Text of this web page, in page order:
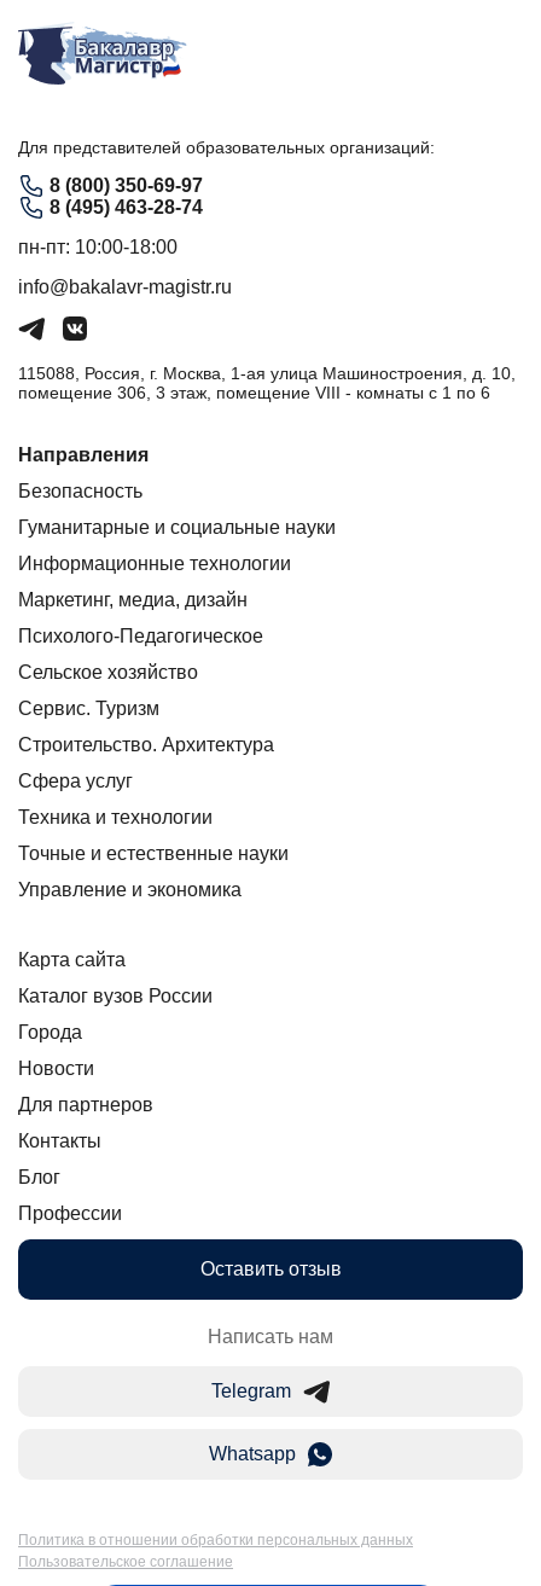
Для представителей образовательных организаций:
8 (800) 350-69-97
8 (495) 463-28-74
пн-пт: 10:00-18:00
info@bakalavr-magistr.ru
115088, Россия, г. Москва, 1-ая улица Машиностроения, д. 10,
помещение 306, 3 этаж, помещение VIII - комнаты с 1 по 6
Направления
Безопасность
Гуманитарные и социальные науки
Информационные технологии
Маркетинг, медиа, дизайн
Психолого-Педагогическое
Сельское хозяйство
Сервис. Туризм
Строительство. Архитектура
Сфера услуг
Техника и технологии
Точные и естественные науки
Управление и экономика
Карта сайта
Каталог вузов России
Города
Новости
Для партнеров
Контакты
Блог
Профессии
Оставить отзыв
Написать нам
Telegram
Whatsapp
Политика в отношении обработки персональных данных
Пользовательское соглашение